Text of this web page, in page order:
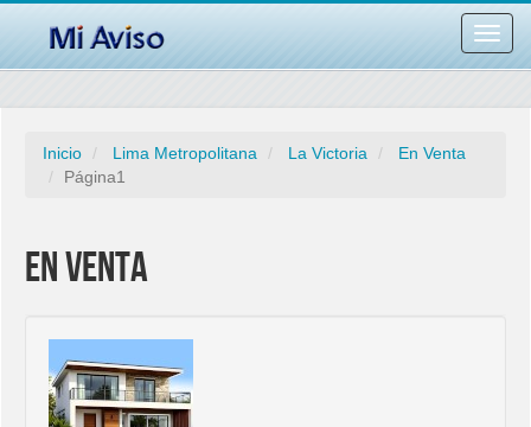
barra
Inicio Lima Metropolitana La Victoria
En Venta
Página1
En Venta